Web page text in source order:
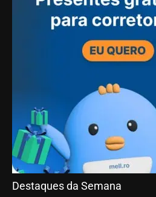
Destaques da Semana